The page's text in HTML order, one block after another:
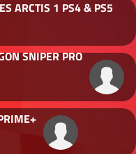
ARCTIS 1 PS4 & PS5
SNIPER PRO